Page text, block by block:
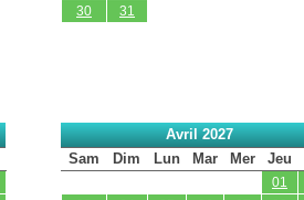
30
31
Avril 2027
Sam
Dim Lun Mar Mer Jeu
01